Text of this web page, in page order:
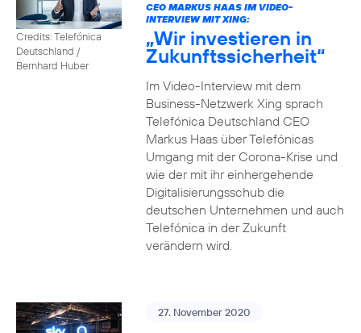
Credits: Telefónica
Deutschland /
Bernhard Huber
CEO MARKUS HAAS IM VIDEO-
INTERVIEW MIT XING:
„Wir investieren in
Zukunftssicherheit“
Im Video-Interview mit dem
Business-Netzwerk Xing sprach
Telefónica Deutschland CEO
Markus Haas über Telefónicas
Umgang mit der Corona-Krise und
wie der mit ihr einhergehende
Digitalisierungsschub die
deutschen Unternehmen und auch
Telefónica in der Zukunft
verändern wird.
27. November 2020